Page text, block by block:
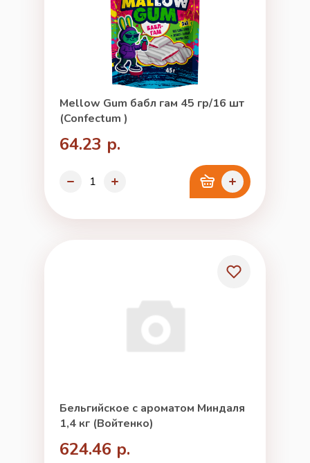
Mellow Gum бабл гам 45 гр/16 шт
(Confectum )
64.23 р.
Бельгийское с ароматом Миндаля
1,4 кг (Войтенко)
624.46 р.